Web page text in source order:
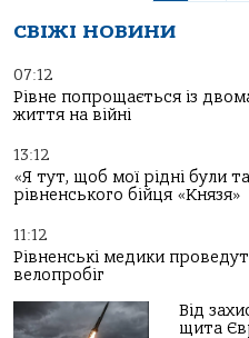
СВІЖІ НОВИНИ
07:12
Рівне попрощається із
життя на війні
13:12
«Я тут, щоб мої рідні були
рівненського бійця «Князя»
11:12
Рівненські медики
велопробіг
Від
щита